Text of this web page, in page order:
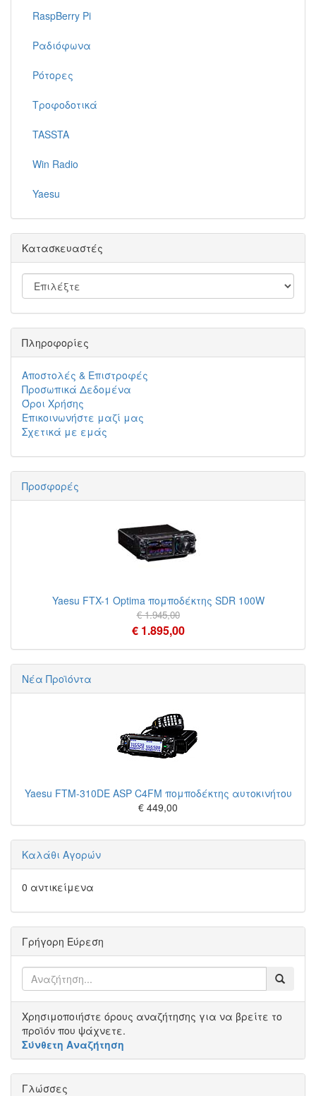
RaspBerry Pi
Ραδιόφωνα
Ρότορες
Τροφοδοτικά
TASSTA
Win Radio
Yaesu
Κατασκευαστές
Πληροφορίες
Αποστολές & Επιστροφές
Προσωπικά Δεδομένα
Όροι Χρήσης
Επικοινωνήστε μαζί μας
Σχετικά με εμάς
Προσφορές
Yaesu FTX-1 Optima πομποδέκτης SDR 100W
€ 1.945,00
€ 1.895,00
Νέα Προϊόντα
Yaesu FTM-310DE ASP C4FM πομποδέκτης αυτοκινήτου
€ 449,00
Καλάθι Αγορών
0 αντικείμενα
Γρήγορη Εύρεση
Χρησιμοποιήστε όρους αναζήτησης για να βρείτε το
προϊόν που ψάχνετε.
Σύνθετη Αναζήτηση
Γλώσσες